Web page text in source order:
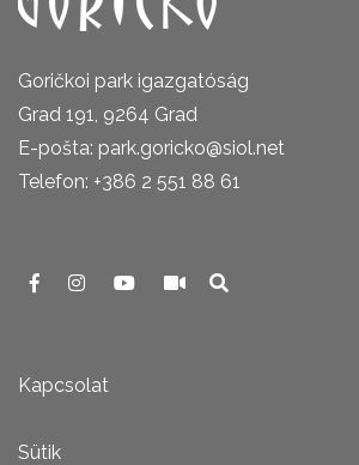
Goričkoi park igazgatóság
Grad 191, 9264 Grad
E-pošta: park.goricko@siol.net
Telefon: +386 2 551 88 61
Kapcsolat
Sütik